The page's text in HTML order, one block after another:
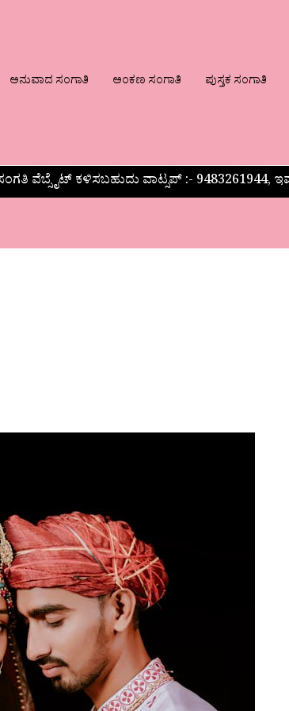
ಅನುವಾದ ಸಂಗಾತಿ ಅಂಕಣ ಸಂಗಾತಿ ಪುಸ್ತಕ ಸಂಗಾತಿ
ವೆಬ್ಸೈಟ್ ಕಳಿಸಬಹುದು ವಾಟ್ಸಪ್‌ :-